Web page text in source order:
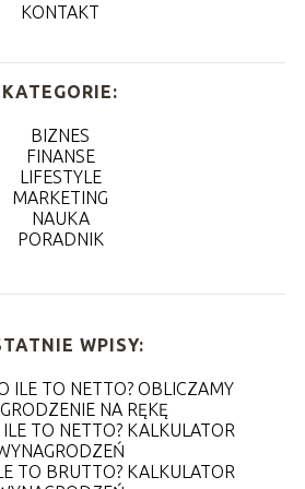
KONTAKT
KATEGORIE:
BIZNES
FINANSE
LIFESTYLE
MARKETING
NAUKA
PORADNIK
WPISY:
ILE TO NETTO? OBLICZAMY
NA RĘKĘ
TO NETTO? KALKULATOR
TO BRUTTO? KALKULATOR